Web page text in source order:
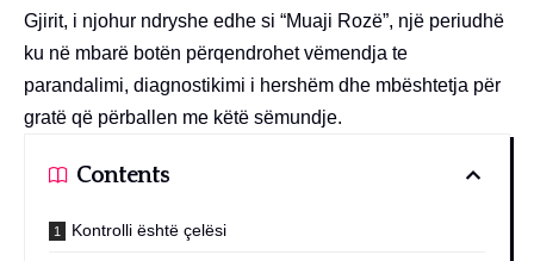
Gjirit, i njohur ndryshe edhe si “Muaji Rozë”, një periudhë
ku në mbarë botën përqendrohet vëmendja te
parandalimi, diagnostikimi i hershëm dhe mbështetja për
gratë që përballen me këtë sëmundje.
Contents
Kontrolli është çelësi